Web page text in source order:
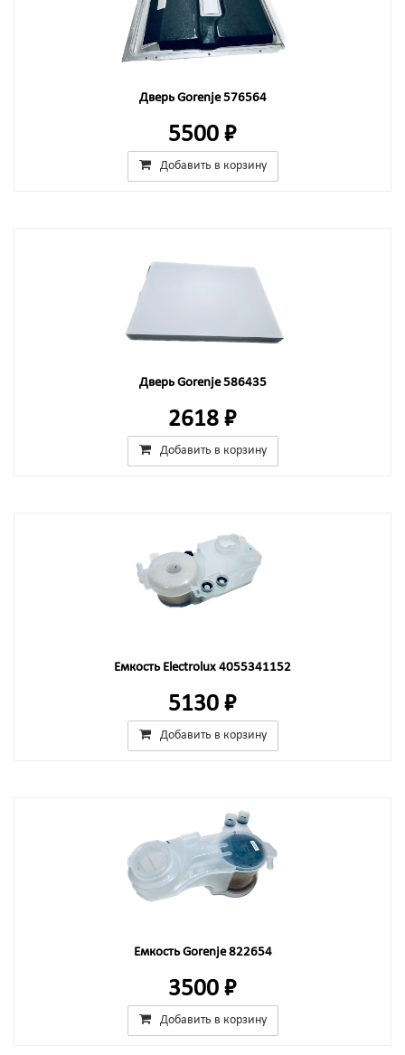
Дверь Gorenje 576564
5500 ₽
Добавить в корзину
Дверь Gorenje 586435
2618 ₽
Добавить в корзину
Емкость Electrolux 4055341152
5130 ₽
Добавить в корзину
Емкость Gorenje 822654
3500 ₽
Добавить в корзину